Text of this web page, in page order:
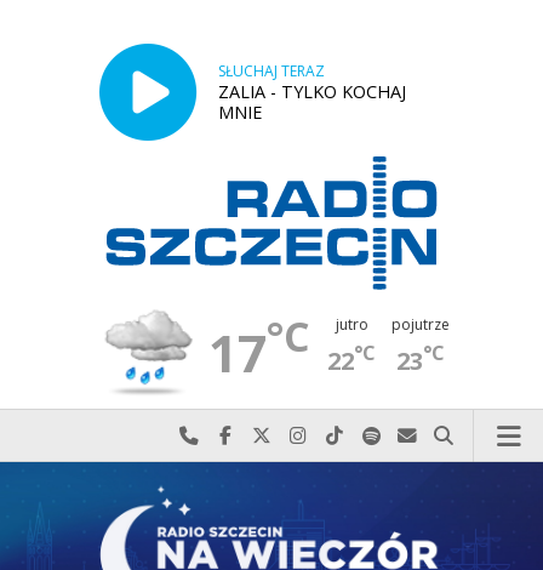
SŁUCHAJ TERAZ
ZALIA - TYLKO KOCHAJ
MNIE
17°C jutro
22°C
pojutrze
23°C
Najlepiej po prostu do nas zadzwoń
Odwiedź nas na Facebook-u
Odwiedź nas na X
Odwiedź nas na Instagram-ie
Odwiedź nas na TikTok-u
Szukaj nas na Spotify
Wyślij do nas
Szukaj